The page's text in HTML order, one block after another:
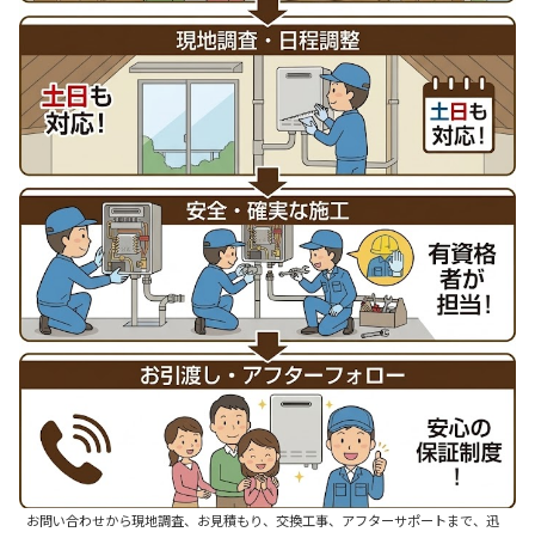
お問い合わせから現地調査、お見積もり、交換工事、アフターサポートまで、迅